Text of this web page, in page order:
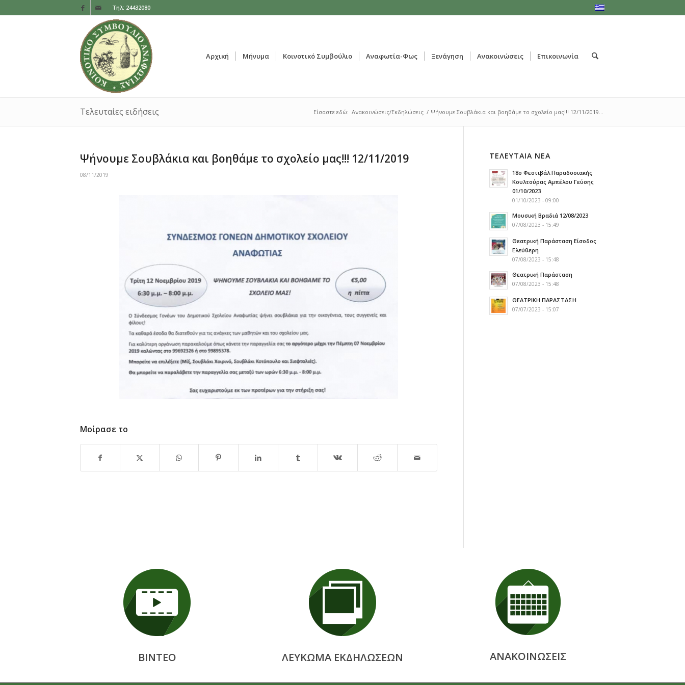
Τηλ: 24432080
Αρχική Μήνυμα Κοινοτικό Συμβούλιο Αναφωτία-Φως Ξενάγηση Ανακοινώσεις Επικοινωνία
Τελευταίες ειδήσεις Είσαστε εδώ: Ανακοινώσεις/Εκδηλώσεις / Ψήνουμε Σουβλάκια και βοηθάμε το σχολείο μας!!! 12/11/2019...
Ψήνουμε Σουβλάκια και βοηθάμε το σχολείο μας!!! 12/11/2019
08/11/2019
Μοίρασε το
ΤΕΛΕΥΤΑΙΑ ΝΕΑ
18ο Φεστιβάλ Παραδοσιακής
Κουλτούρας Αμπέλου Γεύσης
01/10/2023
01/10/2023 - 09:00
Μουσική Βραδιά 12/08/2023
07/08/2023 - 15:49
Θεατρική Παράσταση Είσοδος
Ελεύθερη
07/08/2023 - 15:48
Θεατρική Παράσταση
07/08/2023 - 15:48
ΘΕΑΤΡΙΚΗ ΠΑΡΑΣΤΑΣΗ
07/07/2023 - 15:07
ΒΙΝΤΕΟ ΛΕΥΚΩΜΑ ΕΚΔΗΛΩΣΕΩΝ ΑΝΑΚΟΙΝΩΣΕΙΣ